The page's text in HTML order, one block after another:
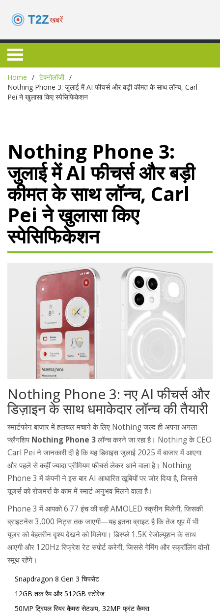
Home
टेक्नोलॉजी
Nothing Phone 3: जुलाई में AI फीचर्स और बड़ी कीमत के साथ लॉन्च, Carl
Pei ने खुलासा किए स्पेसिफिकेशन
Nothing Phone 3:
जुलाई में AI फीचर्स और बड़ी
कीमत के साथ लॉन्च, Carl
Pei ने खुलासा किए
स्पेसिफिकेशन
Nothing Phone 3: नए AI फीचर्स और
डिज़ाइन के साथ धमाकेदार लॉन्च की तैयारी
स्मार्टफोन बाजार में हलचल मचाने के लिए Nothing जल्द ही अपना अगला
फ्लैगशिपNothing Phone 3लॉन्च करने जा रहा है। Nothing के CEO
Carl Pei ने जानकारी दी है कि यह डिवाइस जुलाई 2025 में बाजार में आएगा
और पहले से कहीं ज्यादा प्रीमियम फीचर्स लेकर आने वाला है। Nothing
Phone 3 में कंपनी ने इस बार AI आधारित खूबियों पर जोर दिया है, जिससे
यूजर्स को रोजमर्रा के काम में स्मार्ट अनुभव मिलने वाला है।
Phone 3 में आपको 6.77 इंच की बड़ी AMOLED स्क्रीन मिलेगी, जिसकी
ब्राइटनेस 3,000 निट्स तक जाएगी—यह इतना ब्राइट है कि तेज धूप में भी
यूजर को बेहतरीन दृश्य देखने को मिलेगा। डिस्प्ले 1.5K रेजोल्यूशन के साथ
आएगी और 120Hz रिफ्रेश रेट सपोर्ट करेगी, जिससे गेमिंग और स्क्रॉलिंग दोनों
स्मूथ रहेंगे।
Snapdragon 8 Gen 3 चिपसेट
12GB तक रैम और 512GB स्टोरेज
50MP ट्रिपल रियर कैमरा सेटअप, 32MP फ्रंट कैमरा